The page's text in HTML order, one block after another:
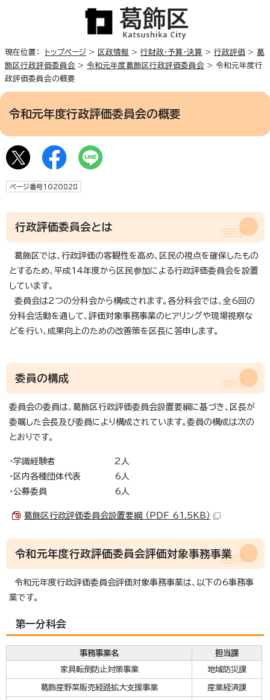
現在位置： トップページ > 区政情報 > 行財政・予算・決算 > 行政評価 > 葛
飾区行政評価委員会 > 令和元年度葛飾区行政評価委員会 > 令和元年度行
政評価委員会の概要
令和元年度行政評価委員会の概要
ページ番号1020828
行政評価委員会とは
葛飾区では、行政評価の客観性を高め、区民の視点を確保したもの
とするため、平成14年度から区民参加による行政評価委員会を設置
しています。
委員会は2つの分科会から構成されます。各分科会では、全6回の
分科会活動を通して、評価対象事務事業のヒアリングや現場視察な
どを行い、成果向上のための改善策を区長に答申します。
委員の構成
委員会の委員は、葛飾区行政評価委員会設置要綱に基づき、区長が
委嘱した会長及び委員により構成されています。委員の構成は次の
とおりです。
・学識経験者 2人
・区内各種団体代表 6人
・公募委員 6人
葛飾区行政評価委員会設置要綱 （PDF 61.5KB）
令和元年度行政評価委員会評価対象事務事業
令和元年度行政評価委員会評価対象事務事業は、以下の6事務事
業です。
第一分科会
事務事業名
担当課
家具転倒防止対策事業
地域防災課
葛飾産野菜販売経路拡大支援事業 産業経済課